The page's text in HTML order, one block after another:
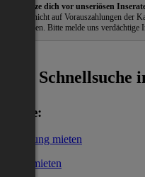
Schütze dich vor unseriösen
Gehe nicht auf Vorauszahlungen der
zu haben. Bitte melde uns verdächtige
Schnellsuche
Miete:
Wohnung mieten
Haus mieten